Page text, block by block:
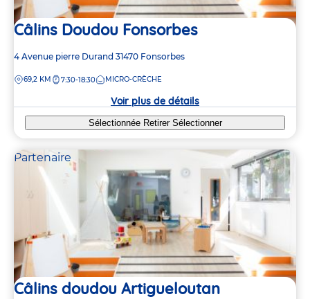
Câlins Doudou Fonsorbes
Adresse
la
4 Avenue pierre Durand 31470 Fonsorbes
DISTANCE
69,2 KM 7:30-18:30 MICRO-CRÈCHE
Voir plus de détails
Sélectionnée Retirer Sélectionner
Partenaire
Câlins doudou Artigueloutan